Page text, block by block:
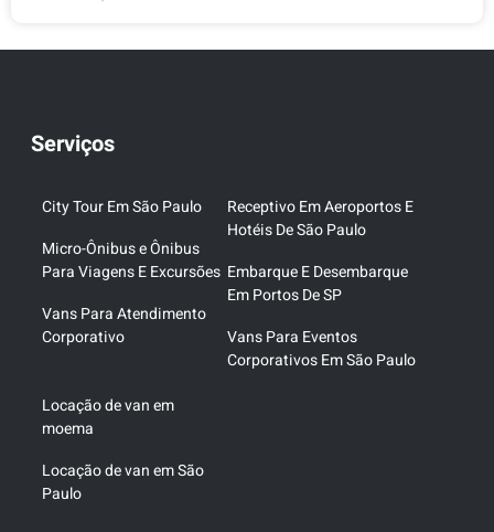
Serviços
City Tour Em São Paulo
Micro-Ônibus e Ônibus
Para Viagens E Excursões
Vans Para Atendimento
Corporativo
Receptivo Em Aeroportos E
Hotéis De São Paulo
Embarque E Desembarque
Em Portos De SP
Vans Para Eventos
Corporativos Em São Paulo
Locação de van em
moema
Locação de van em São
Paulo